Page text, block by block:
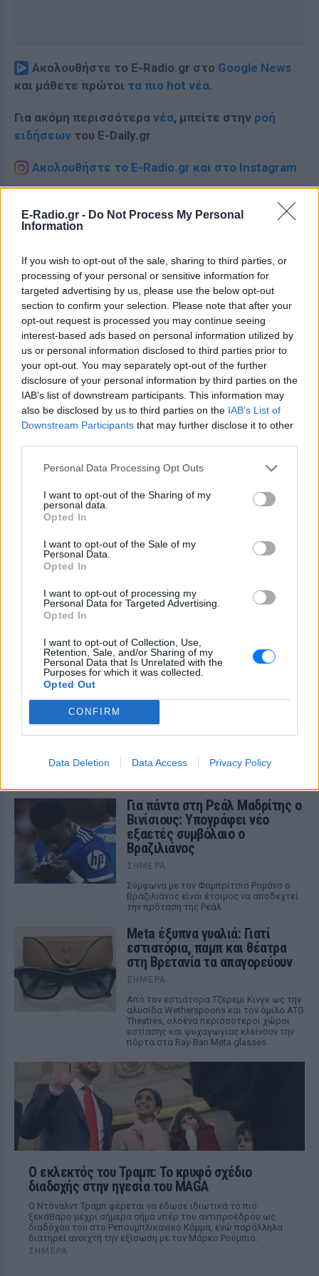
E-Radio.gr - Do Not Process My Personal
Information
If you wish to opt-out of the sale, sharing to third parties, or
processing of your personal or sensitive information for
targeted advertising by us, please use the below opt-out
section to confirm your selection. Please note that after your
opt-out request is processed you may continue seeing
interest-based ads based on personal information utilized by
us or personal information disclosed to third parties prior to
your opt-out. You may separately opt-out of the further
disclosure of your personal information by third parties on the
IAB’s list of downstream participants. This information may
also be disclosed by us to third parties on the IAB’s List of
Downstream Participants that may further disclose it to other
Personal Data Processing Opt Outs
I want to opt-out of the Sharing of my
personal data.
Opted In
I want to opt-out of the Sale of my
Personal Data.
Opted In
I want to opt-out of processing my
Personal Data for Targeted Advertising.
Opted In
I want to opt-out of Collection, Use,
Retention, Sale, and/or Sharing of my
Personal Data that Is Unrelated with the
Purposes for which it was collected.
Opted Out
CONFIRM
Data Deletion Data Access Privacy Policy
Ακολουθήστε το E-Radio.gr στο Google News
και μάθετε πρώτοι τα πιο hot νέα.
Για ακόμη περισσότερα νέα, μπείτε στην ροή
ειδήσεων του E-Daily.gr
Ακολουθήστε το E-Radio.gr και στο Instagram
ΔΕΙΤΕ ΕΠΙΣΗΣ
ΣΤΗΝ ΙΔΙΑ ΚΑΤΗΓΟΡΙΑ
Γιατί δεν έσωσα το κουτάβι: Ο
συμβίωση του μικρού σκυλιού
με αγέλη λύκων εξηγεί γιατί
δεν επενέβη
«Κρατάμε την επιστημονική απόσταση,
ούτε γίνεται να στείλω κάποιον
κτηνίατρο σε ένα μέρος όπου υπάρχει
στο protothema.gr ο διδάκτορας
ζωολογίας του ΑΠΘ, Θεόδωρος Κομηνός
Για πάντα στη Ρεάλ Μαδρίτης ο
Βινίσιους: Υπογράφει νέο
εξαετές συμβόλαιο ο
Βραζιλιάνος
ΣΉΜΕΡΑ
Σύμφωνα με τον Φαμπρίτσιο Ρομάνο ο
Βραζιλιάνος είναι έτοιμος να αποδεχτεί
την πρόταση της Ρεάλ
Meta έξυπνα γυαλιά: Γιατί
εστιατόρια, παμπ και θέατρα
στη Βρετανία τα απαγορεύουν
ΣΉΜΕΡΑ
Από τον εστιάτορα Τζέρεμι Κινγκ ως την
αλυσίδα Wetherspoons και τον όμιλο ATG
Theatres, ολοένα περισσότεροι χώροι
εστίασης και ψυχαγωγίας κλείνουν την
πόρτα στα Ray-Ban Meta glasses.
Ο εκλεκτός του Τραμπ: Το κρυφό σχέδιο
διαδοχής στην ηγεσία του MAGA
Ο Ντόναλντ Τραμπ φέρεται να έδωσε ιδιωτικά το πιο
ξεκάθαρο μέχρι σήμερα σήμα υπέρ του αντιπροέδρου ως
διαδόχου του στο Ρεπουμπλικανικό Κόμμα, ενώ παράλληλα
διατηρεί ανοιχτή την εξίσωση με τον Μάρκο Ρούμπιο.
ΣΉΜΕΡΑ